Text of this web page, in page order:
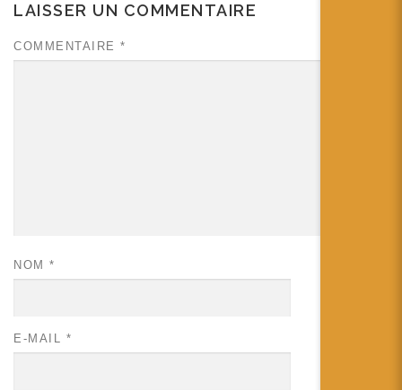
LAISSER UN COMMENTAIRE
COMMENTAIRE *
NOM *
E-MAIL *